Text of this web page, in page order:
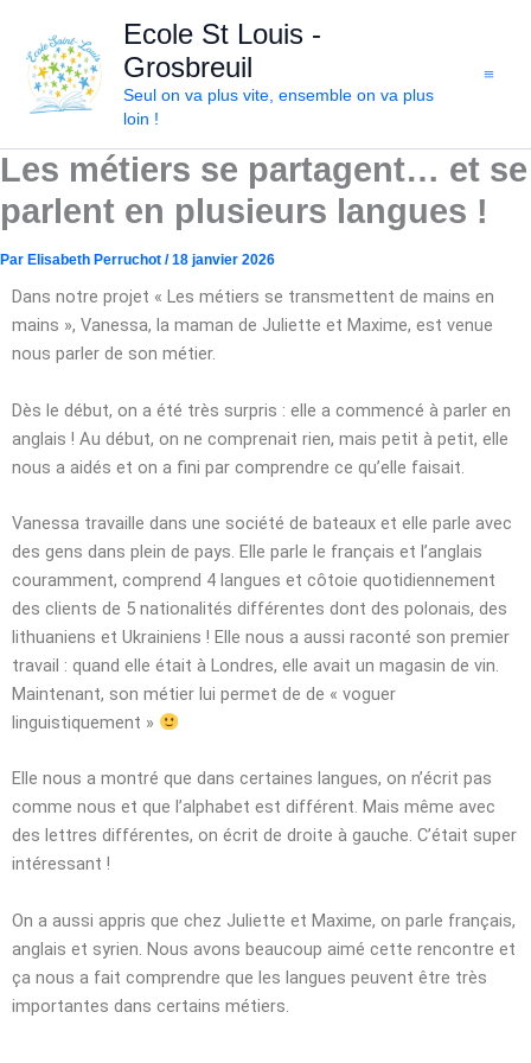
contenu
Ecole St Louis -
Grosbreuil
Seul on va plus vite, ensemble on va plus
loin !
Les métiers se partagent… et se
parlent en plusieurs langues !
Par Elisabeth Perruchot /18 janvier 2026
Dans notre projet « Les métiers se transmettent de mains en
mains », Vanessa, la maman de Juliette et Maxime, est venue
nous parler de son métier.
Dès le début, on a été très surpris : elle a commencé à parler en
anglais ! Au début, on ne comprenait rien, mais petit à petit, elle
nous a aidés et on a fini par comprendre ce qu’elle faisait.
Vanessa travaille dans une société de bateaux et elle parle avec
des gens dans plein de pays. Elle parle le français et l’anglais
couramment, comprend 4 langues et côtoie quotidiennement
des clients de 5 nationalités différentes dont des polonais, des
lithuaniens et Ukrainiens ! Elle nous a aussi raconté son premier
travail : quand elle était à Londres, elle avait un magasin de vin.
Maintenant, son métier lui permet de de « voguer
linguistiquement »
Elle nous a montré que dans certaines langues, on n’écrit pas
comme nous et que l’alphabet est différent. Mais même avec
des lettres différentes, on écrit de droite à gauche. C’était super
intéressant !
On a aussi appris que chez Juliette et Maxime, on parle français,
anglais et syrien. Nous avons beaucoup aimé cette rencontre et
ça nous a fait comprendre que les langues peuvent être très
importantes dans certains métiers.